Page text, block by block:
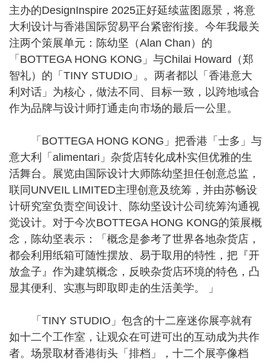
主办的DesignInspire 2025正好延续蓝图愿景，将意
大利设计与香港国际贸易平台紧密衔接。今年我最关
注两个策展单元：陈幼坚（Alan Chan）的
「BOTTEGA HONG KONG」与Chilai Howard（郑
智礼）的「TINY STUDIO」。两者都以「香港意大
利对话」为核心，做法不同、目标一致，以跨地域合
作为品牌与设计师打通走向市场的最后一公里。
「BOTTEGA HONG KONG」把香港「士多」与
意大利「alimentari」杂货店转化成朴实但优雅的生
活舞台。展览由国际设计大师陈幼坚担任创意总监，
联同UNVEIL LIMITED主理创意及统筹，并由苏畅设
计研究室负责空间设计、陈幼坚设计公司统筹沟通视
觉设计。对于今次BOTTEGA HONG KONG的策展概
念，陈幼坚表示：「概念是参考了世界各地杂货店，
都会利用纸箱可随性摆放、易于取用的特性，把『开
放盒子』作为建筑概念，反映杂货店环境的特色，凸
显其便利、实惠与即取即走的生活美学。 」
「TINY STUDIO」包含的十二座迷你展亭就有
如十二个工作室，让观众在可进可出的互动成为共作
者。场景取材香港街头「排档」，十二个展亭像档